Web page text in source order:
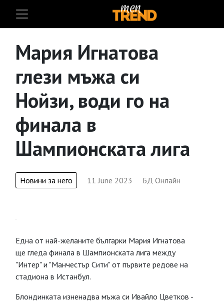
Мария Игнатова
глези мъжа си
Нойзи, води го на
финала в
Шампионската лига
Новини за него 11 June 2023 БД Онлайн
Една от най-желаните българки Мария Игнатова
ще гледа финала в Шампионската лига между
"Интер" и "Манчестър Сити" от първите редове на
стадиона в Истанбул.
Блондинката изненадва мъжа си Ивайло Цветков -